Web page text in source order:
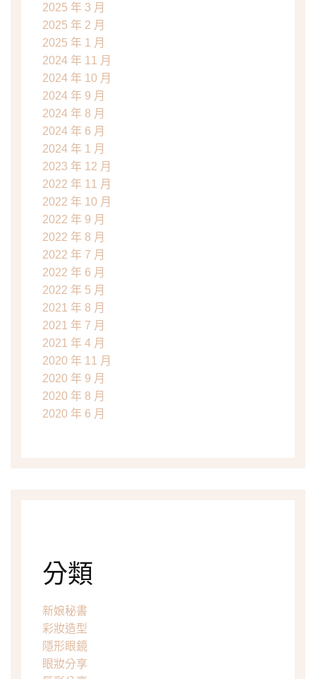
2025 年 3 月
2025 年 2 月
2025 年 1 月
2024 年 11 月
2024 年 10 月
2024 年 9 月
2024 年 8 月
2024 年 6 月
2024 年 1 月
2023 年 12 月
2022 年 11 月
2022 年 10 月
2022 年 9 月
2022 年 8 月
2022 年 7 月
2022 年 6 月
2022 年 5 月
2021 年 8 月
2021 年 7 月
2021 年 4 月
2020 年 11 月
2020 年 9 月
2020 年 8 月
2020 年 6 月
分類
新娘秘書
彩妝造型
隱形眼鏡
眼妝分享